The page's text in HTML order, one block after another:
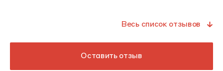
Оставить отзыв
Весь список отзывов